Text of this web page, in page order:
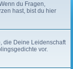
du Fragen,
hast, bist du hier
die Deine Leidenschaft
vor.